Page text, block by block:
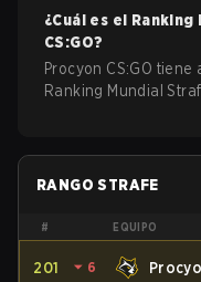
¿Cuál es el
CS:GO?
Procyon CS:GO
Ranking Mundial
RANGO STRAFE
# EQUIPO
201 ⏷ 6